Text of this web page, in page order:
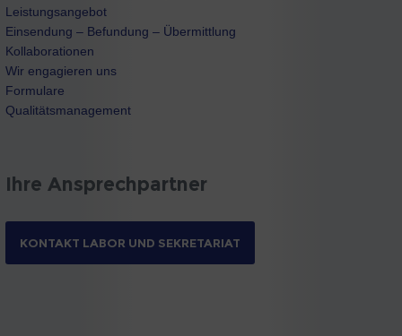
Leistungsangebot
Einsendung – Befundung – Übermittlung
Kollaborationen
Wir engagieren uns
Formulare
Qualitätsmanagement
Ihre Ansprechpartner
KONTAKT LABOR UND SEKRETARIAT